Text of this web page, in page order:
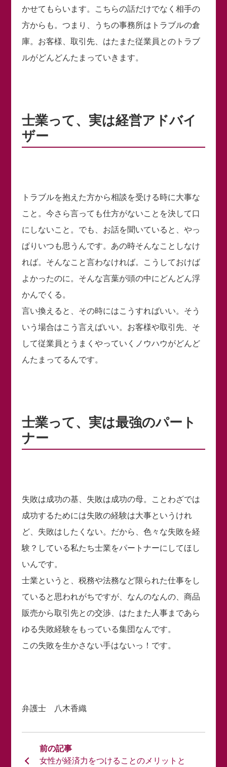
かせてもらいます。こちらの話だけでなく相手の
方からも。つまり、うちの事務所はトラブルの倉
庫。お客様、取引先、はたまた従業員とのトラブ
ルがどんどんたまっていきます。
士業って、実は経営アドバイ
ザー
トラブルを抱えた方から相談を受ける時に大事な
こと。今さら言っても仕方がないことを決して口
にしないこと。でも、お話を聞いていると、やっ
ぱりいつも思うんです。あの時そんなことしなけ
れば。そんなこと言わなければ。こうしておけば
よかったのに。そんな言葉が頭の中にどんどん浮
かんでくる。
言い換えると、その時にはこうすればいい。そう
いう場合はこう言えばいい。お客様や取引先、そ
して従業員とうまくやっていくノウハウがどんど
んたまってるんです。
士業って、実は最強のパート
ナー
失敗は成功の基、失敗は成功の母。ことわざでは
成功するためには失敗の経験は大事というけれ
ど、失敗はしたくない。だから、色々な失敗を経
験？している私たち士業をパートナーにしてほし
いんです。
士業というと、税務や法務など限られた仕事をし
ていると思われがちですが、なんのなんの、商品
販売から取引先との交渉、はたまた人事まであら
ゆる失敗経験をもっている集団なんです。
この失敗を生かさない手はないっ！です。
弁護士 八木香織
女性が経済力をつけることのメリットと